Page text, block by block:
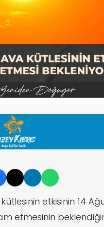
etkisinin 14
etmesinin